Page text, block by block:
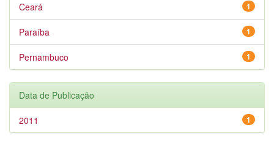
1
Ceará
1
Paraíba
1
Pernambuco
Data de Publicação
1
2011